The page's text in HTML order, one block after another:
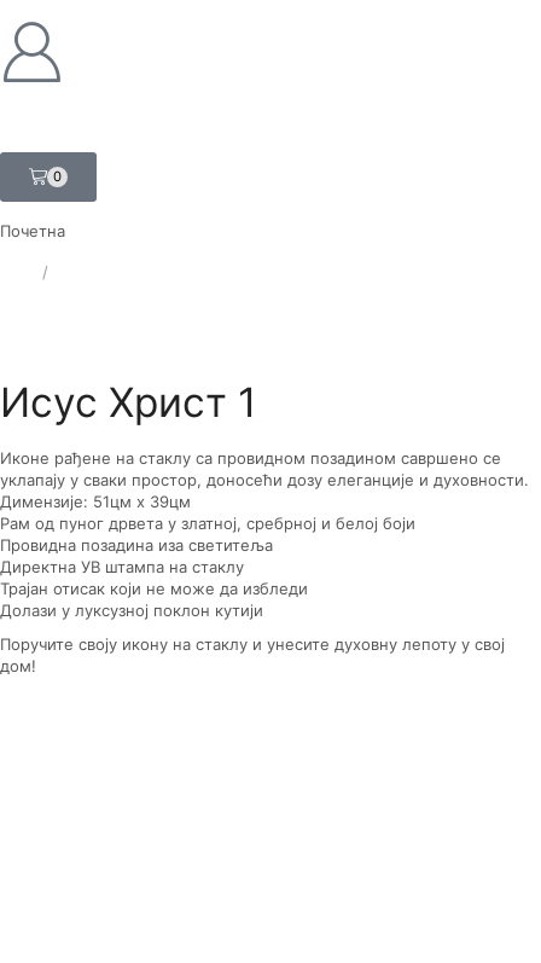
0
Почетна
/
Исус Христ 1
Иконе рађене на стаклу са провидном позадином савршено се
уклапају у сваки простор, доносећи дозу елеганције и духовности.
Димензије: 51цм x 39цм
Рам од пуног дрвета у златној, сребрној и белој боји
Провидна позадина иза светитеља
Директна УВ штампа на стаклу
Трајан отисак који не може да избледи
Долази у луксузној поклон кутији
Поручите своју икону на стаклу и унесите духовну лепоту у свој
дом!